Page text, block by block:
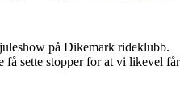
på Dikemark rideklubb.
få sette stopper for at vi likevel får